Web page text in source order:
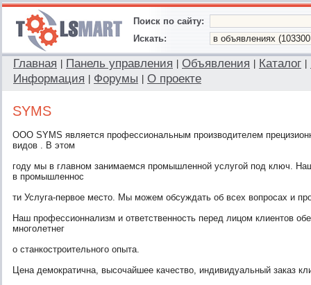
Поиск по сайту:
Искать:
Главная Панель управления Объявления Каталог
Информация
Форумы О проекте
SYMS
ООО SYMS является профессиональным производителем
видов . В этом
году мы в главном занимаемся промышленной услугой под ключ.
в промышленнос
ти Услуга-первое место. Мы можем обсуждать об всех вопросах и
Наш профессионнализм и ответственность перед лицом клиентов
многолетнег
о станкостроительного опыта.
Цена демократична, высочайшее качество, индивидуальный заказ